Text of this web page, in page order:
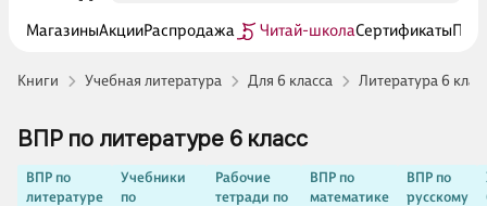
МагазиныАкцииРаспродажа Читай-школаСертификаты
Книги Учебная литература Для 6 класса Литература 6
ВПР по литературе 6 класс
ВПР по
литературе
Учебники
по
Рабочие
тетради по
ВПР по
математике
ВПР по
русскому